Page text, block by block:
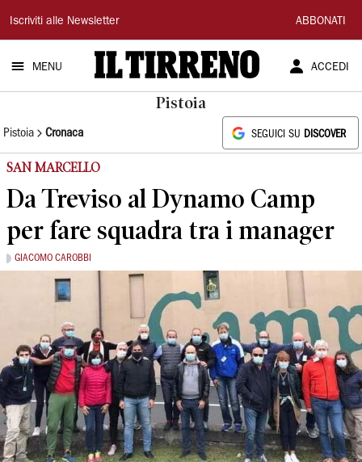
Il
Tirreno
Iscriviti alle Newsletter ABBONATI
MENU ACCEDI
Pistoia
Pistoia Cronaca SEGUICI SU DISCOVER
SAN MARCELLO
Da Treviso al Dynamo Camp
per fare squadra tra i manager
GIACOMO CAROBBI